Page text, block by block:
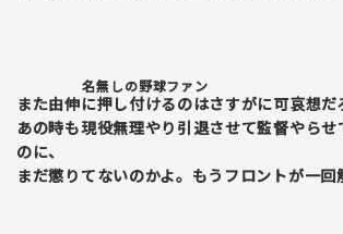
名無しの野球ファン
また由伸に押し付けるのはさすがに可哀想だ
あの時も現役無理やり引退させて監督やら
のに、
まだ懲りてないのかよ。もうフロントが一回